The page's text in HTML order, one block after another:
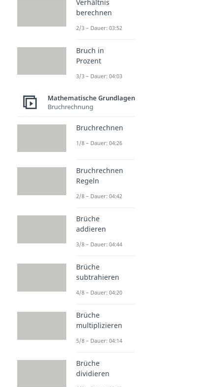
Verhältnis
berechnen
2/3 – Dauer: 03:52
Bruch in
Prozent
3/3 – Dauer: 04:03
Mathematische Grundlagen
Bruchrechnung
Bruchrechnen
1/8 – Dauer: 04:26
Bruchrechnen
Regeln
2/8 – Dauer: 04:42
Brüche
addieren
3/8 – Dauer: 04:44
Brüche
subtrahieren
4/8 – Dauer: 04:20
Brüche
multiplizieren
5/8 – Dauer: 04:14
Brüche
dividieren